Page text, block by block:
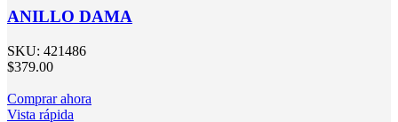
ANILLO DAMA
SKU: 421486
$379.00
Comprar ahora
Vista rápida